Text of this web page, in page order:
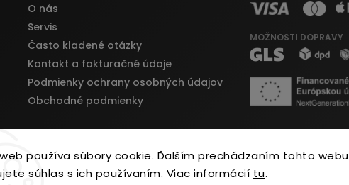
používa súbory cookie. Ďalším prechádzaním tohto webu
súhlas s ich používaním. Viac informácií tu.
O nás
Servis
Často kladené otázky
Kontakt a fakturačné údaje
Podmienky ochrany osobných údajov
Obchodné podmienky
MOŽNOSTI DOPRAVY